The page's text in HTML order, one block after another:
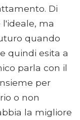
Di
ma
quando
quindi esita a
parla con il
per
o non
la migliore